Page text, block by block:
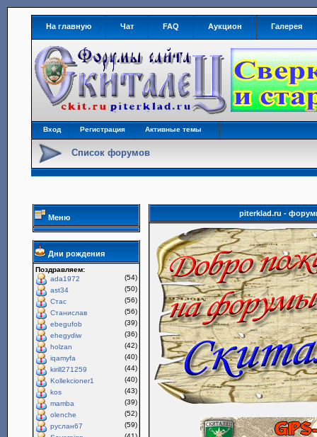
На главную Чат FAQ Аукцион Галерея
Вход Регистрация Активные темы
Список форумов
Меню
Дни рождения
Поздравляем:
ada1972
(54)
ast34
(50)
Стас
(56)
Станислав
(56)
ebegufob
(39)
ehegydiw
(36)
holzan
(42)
iqamyfa
(40)
kirill271259
(44)
Kollekcioner1
(40)
kos
(43)
mamba
(39)
olenche
(52)
руслан67
(59)
piterklad.ru -